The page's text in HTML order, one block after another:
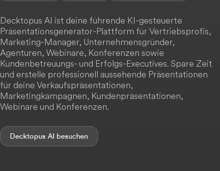
Decktopus AI ist deine führende KI-gesteuerte
Präsentationsgenerator-Plattform für Vertriebsprofis,
Marketing-Manager, Unternehmensgründer,
Agenturen, Webinare, Konferenzen sowie
Kundenbetreuungs- und Erfolgs-Executives. Spare Zeit
und erstelle professionell aussehende Präsentationen
für deine Verkaufspräsentationen,
Marketingkampagnen, Kundenpräsentationen,
Webinare und Konferenzen.
Decktopus AI